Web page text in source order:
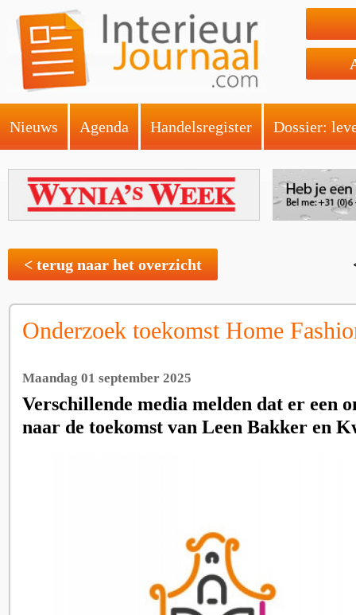
Nieuws Agenda Handelsregister Dossier:
< terug naar het overzicht
Onderzoek toekomst Home
Maandag 01 september 2025
Verschillende media melden dat er een
naar de toekomst van Leen Bakker en